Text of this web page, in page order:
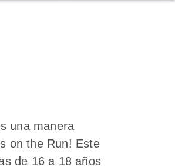
una manera
on the Run! Este
de 16 a 18 años